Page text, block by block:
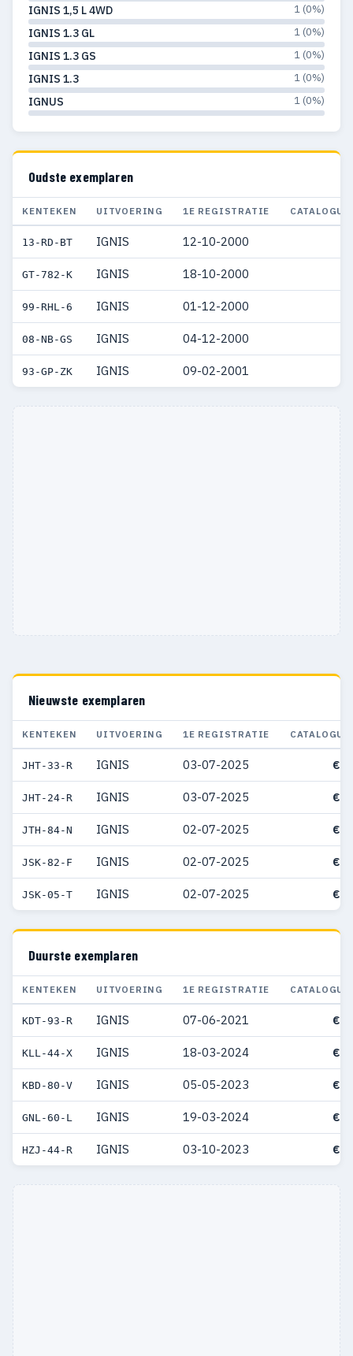
IGNIS 1,5 L 4WD 1 (0%)
IGNIS 1.3 GL 1 (0%)
IGNIS 1.3 GS 1 (0%)
IGNIS 1.3 1 (0%)
IGNUS 1 (0%)
Oudste exemplaren
KENTEKEN UITVOERING 1E REGISTRATIE
13-RD-BT IGNIS 12-10-2000
GT-782-K IGNIS 18-10-2000
99-RHL-6 IGNIS 01-12-2000
08-NB-GS IGNIS 04-12-2000
93-GP-ZK IGNIS 09-02-2001
Nieuwste exemplaren
KENTEKEN UITVOERING 1E REGISTRATIE
JHT-33-R IGNIS 03-07-2025 €
JHT-24-R IGNIS 03-07-2025 €
JTH-84-N IGNIS 02-07-2025 €
JSK-82-F IGNIS 02-07-2025 €
JSK-05-T IGNIS 02-07-2025 €
Duurste exemplaren
KENTEKEN UITVOERING 1E REGISTRATIE
KDT-93-R IGNIS 07-06-2021 €
KLL-44-X IGNIS 18-03-2024 €
KBD-80-V IGNIS 05-05-2023 €
GNL-60-L IGNIS 19-03-2024 €
HZJ-44-R IGNIS 03-10-2023 €